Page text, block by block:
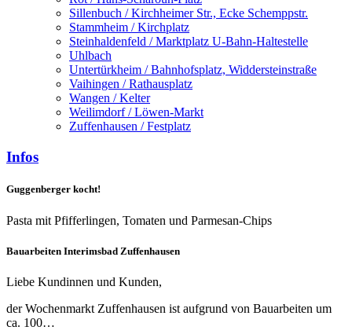
Sillenbuch / Kirchheimer Str., Ecke Schemppstr.
Stammheim / Kirchplatz
Steinhaldenfeld / Marktplatz U-Bahn-Haltestelle
Uhlbach
Untertürkheim / Bahnhofsplatz, Widdersteinstraße
Vaihingen / Rathausplatz
Wangen / Kelter
Weilimdorf / Löwen-Markt
Zuffenhausen / Festplatz
Infos
Guggenberger kocht!
Pasta mit Pfifferlingen, Tomaten und Parmesan-Chips
Bauarbeiten Interimsbad Zuffenhausen
Liebe Kundinnen und Kunden,
der Wochenmarkt Zuffenhausen ist aufgrund von Bauarbeiten um
ca. 100…